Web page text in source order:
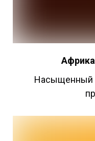
Насыщенный